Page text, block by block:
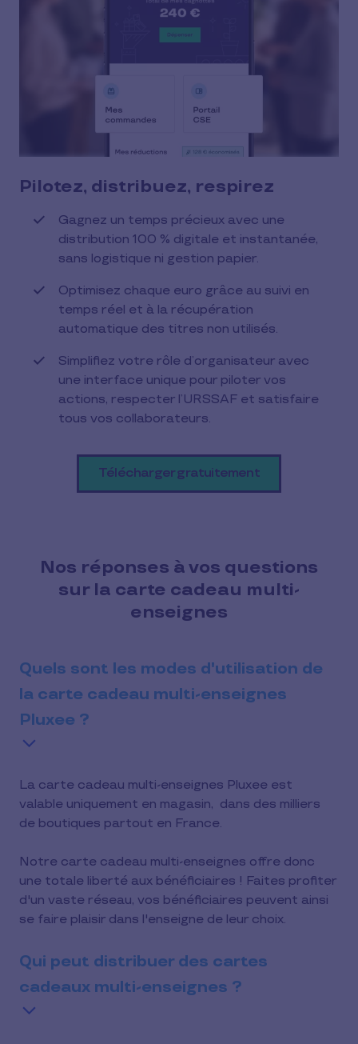
Pilotez, distribuez, respirez
Gagnez un temps précieux avec une
distribution 100 % digitale et instantanée,
sans logistique ni gestion papier.
Optimisez chaque euro grâce au suivi en
temps réel et à la récupération
automatique des titres non utilisés.
Simplifiez votre rôle d’organisateur avec
une interface unique pour piloter vos
actions, respecter l’URSSAF et satisfaire
tous vos collaborateurs.
Télécharger gratuitement
Nos réponses à vos questions
sur la carte cadeau multi-
enseignes
Quels sont les modes d'utilisation de
la carte cadeau multi-enseignes
Pluxee ?
La carte cadeau multi-enseignes Pluxee est
valable uniquement en magasin, dans des milliers
de boutiques partout en France.
Notre carte cadeau multi-enseignes offre donc
une totale liberté aux bénéficiaires ! Faites profiter
d'un vaste réseau, vos bénéficiaires peuvent ainsi
se faire plaisir dans l'enseigne de leur choix.
Qui peut distribuer des cartes
cadeaux multi-enseignes ?